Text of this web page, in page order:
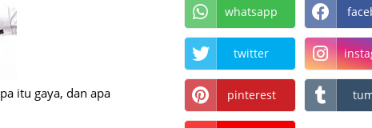
itu gaya, dan apa
whatsapp
twitter
pinterest